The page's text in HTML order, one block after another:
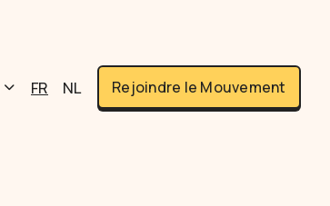
FR NL Rejoindre le Mouvement